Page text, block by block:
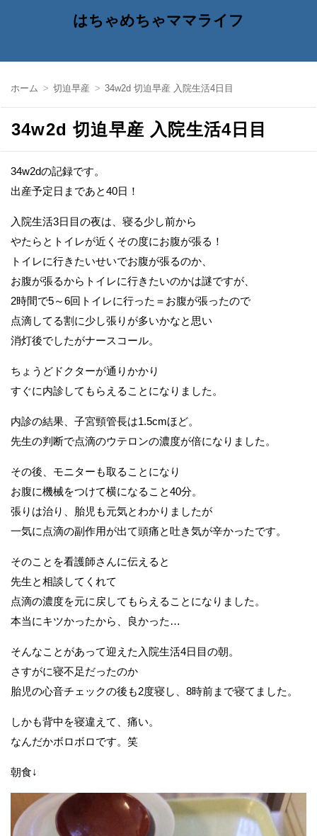
はちゃめちゃママライフ
ホーム 切迫早産 34w2d 切迫早産 入院生活4日目
34w2d 切迫早産 入院生活4日目
34w2dの記録です。
出産予定日まであと40日！
入院生活3日目の夜は、寝る少し前から
やたらとトイレが近くその度にお腹が張る！
トイレに行きたいせいでお腹が張るのか、
お腹が張るからトイレに行きたいのかは謎ですが、
2時間で5～6回トイレに行った＝お腹が張ったので
点滴してる割に少し張りが多いかなと思い
消灯後でしたがナースコール。
ちょうどドクターが通りかかり
すぐに内診してもらえることになりました。
内診の結果、子宮頸管長は1.5cmほど。
先生の判断で点滴のウテロンの濃度が倍になりました。
その後、モニターも取ることになり
お腹に機械をつけて横になること40分。
張りは治り、胎児も元気とわかりましたが
一気に点滴の副作用が出て頭痛と吐き気が辛かったです。
そのことを看護師さんに伝えると
先生と相談してくれて
点滴の濃度を元に戻してもらえることになりました。
本当にキツかったから、良かった…
そんなことがあって迎えた入院生活4日目の朝。
さすがに寝不足だったのか
胎児の心音チェックの後も2度寝し、8時前まで寝てました。
しかも背中を寝違えて、痛い。
なんだかボロボロです。笑
朝食↓